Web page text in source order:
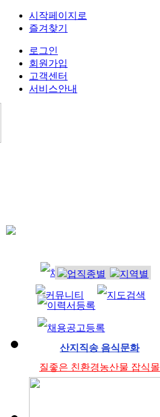
시작페이지로
즐겨찾기
로그인
회원가입
고객센터
서비스안내
산지직송 음식문화
질좋은 친환경농산물 잡식몰